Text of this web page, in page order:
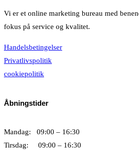
Vi er et online marketing bureau med
fokus på service og kvalitet.
Handelsbetingelser
Privatlivspolitik
cookiepolitik
Åbningstider
Mandag: 09:00 – 16:30
Tirsdag: 09:00 – 16:30